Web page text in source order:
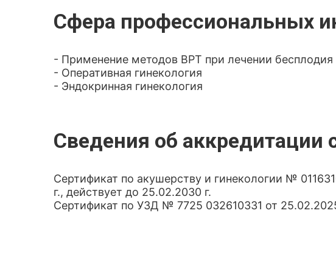
Сфера профессиональных
- Применение методов ВРТ при лечении бесплодия
- Оперативная гинекология
- Эндокринная гинекология
Сведения об аккредитации
Сертификат по акушерству и гинекологии №
г., действует до 25.02.2030 г.
Сертификат по УЗД № 7725 032610331 от